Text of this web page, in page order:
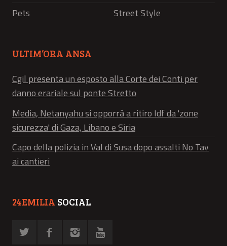
Pets
Street Style
ULTIM’ORA ANSA
Cgil presenta un esposto alla Corte dei Conti per
danno erariale sul ponte Stretto
Media, Netanyahu si opporrà a ritiro Idf da 'zone
sicurezza' di Gaza, Libano e Siria
Capo della polizia in Val di Susa dopo assalti No Tav
ai cantieri
24EMILIA SOCIAL